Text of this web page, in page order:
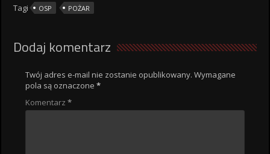
Tagi OSP POŻAR
Dodaj komentarz
Twój adres e-mail nie zostanie opublikowany. Wymagane
pola są oznaczone*
Komentarz*